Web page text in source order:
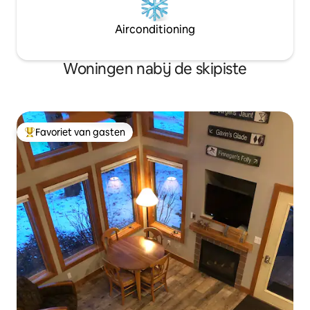
Airconditioning
Woningen nabij de skipiste
Topfavoriet van gasten
Favoriet van gasten